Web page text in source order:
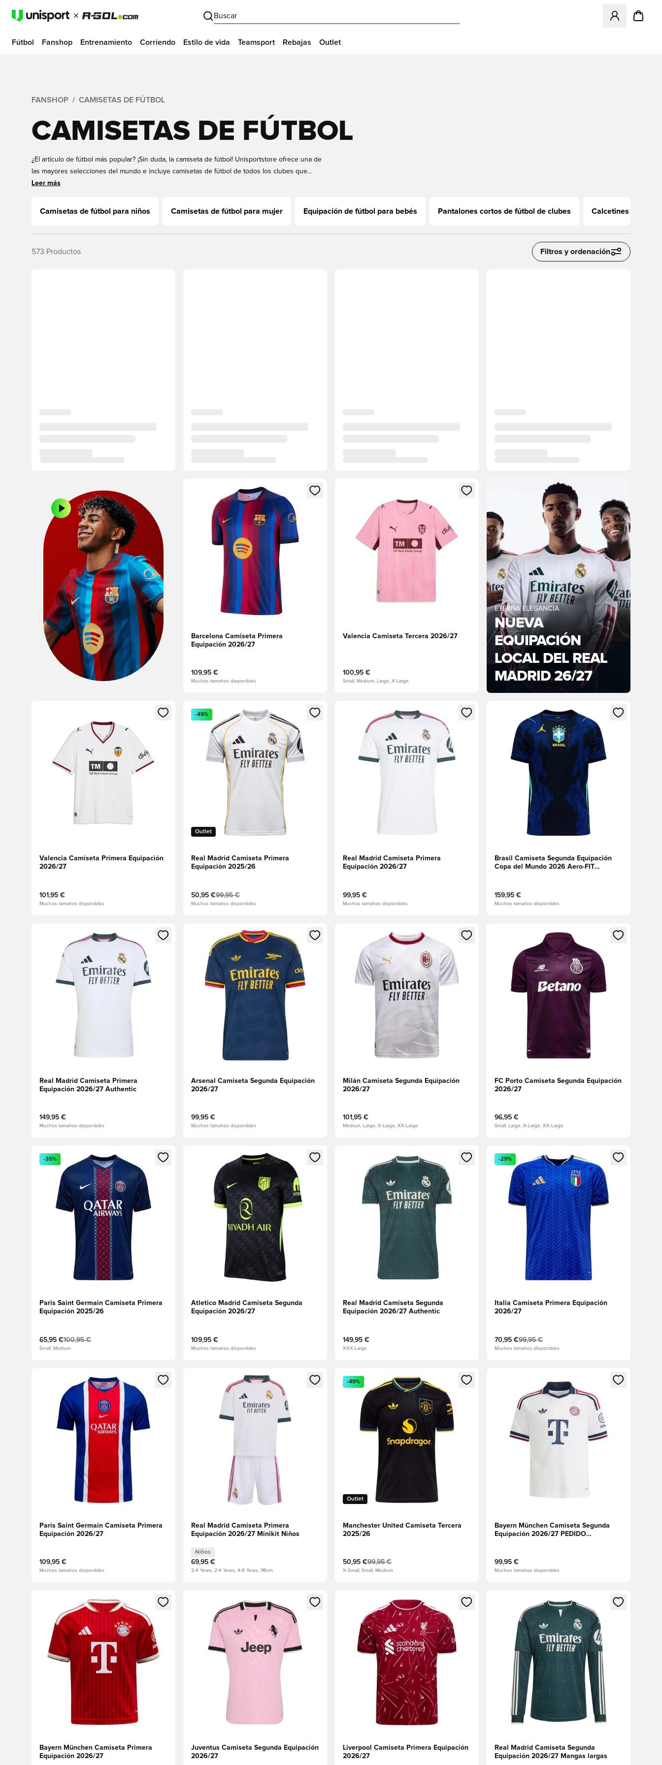
Buscar
Abre un modal
Fútbol Fanshop Entrenamiento Corriendo Estilo de vida Teamsport Rebajas Outlet
FANSHOP CAMISETAS DE FÚTBOL
CAMISETAS DE FÚTBOL
¿El artículo de fútbol más popular? ¡Sin duda, la camiseta de fútbol! Unisportstore ofrece una de
las mayores selecciones del mundo e incluye camisetas de fútbol de todos los clubes que
conoce y de muchos clubes que aún no ha descubierto. Puede encontrar camisas para hombre y
número en la parte posterior si lo desea. ¡Puede ser un jugador estrella o incluso su nombre!
Leer más
Camisetas de fútbol para niños Camisetas de fútbol para mujer Equipación de fútbol para bebés Pantalones cortos de fútbol de clubes Calcetines de
573 Productos Filtros y ordenación
Abre un modal para iniciar sesión o registrarse como miembro
Barcelona Camiseta Primera
Equipación 2026/27
109,95 €
Muchos tamaños disponibles
Abre un modal para iniciar sesión o registrarse como miembro
Valencia Camiseta Tercera 2026/27
100,95 €
Small, Medium, Large, X-Large
ETERNA ELEGANCIA
NUEVA
EQUIPACIÓN
LOCAL DEL REAL
MADRID 26/27
Abre un modal para iniciar sesión o registrarse como miembro
Valencia Camiseta Primera Equipación
2026/27
101,95 €
Muchos tamaños disponibles
Abre un modal para iniciar sesión o registrarse como miembro
Outlet
-49%
Real Madrid Camiseta Primera
Equipación 2025/26
50,95 €99,95 €
Muchos tamaños disponibles
Abre un modal para iniciar sesión o registrarse como miembro
Real Madrid Camiseta Primera
Equipación 2026/27
99,95 €
Muchos tamaños disponibles
Abre un modal para iniciar sesión o registrarse
Brasil Camiseta Segunda Equipación
Copa del Mundo 2026 Aero-FIT
159,95 €
Muchos tamaños disponibles
Abre un modal para iniciar sesión o registrarse como miembro
Real Madrid Camiseta Primera
Equipación 2026/27 Authentic
149,95 €
Muchos tamaños disponibles
Abre un modal para iniciar sesión o registrarse como miembro
Arsenal Camiseta Segunda Equipación
2026/27
99,95 €
Muchos tamaños disponibles
Abre un modal para iniciar sesión o registrarse como miembro
Milán Camiseta Segunda Equipación
2026/27
101,95 €
Medium, Large, X-Large, XX-Large
Abre un modal para iniciar sesión o registrarse
FC Porto Camiseta Segunda Equipación
2026/27
96,95 €
Small, Large, X-Large, XX-Large
Abre un modal para iniciar sesión o registrarse como miembro
-35%
Paris Saint Germain Camiseta Primera
Equipación 2025/26
65,95 €100,95 €
Small, Medium
Abre un modal para iniciar sesión o registrarse como miembro
Atletico Madrid Camiseta Segunda
Equipación 2026/27
109,95 €
Muchos tamaños disponibles
Abre un modal para iniciar sesión o registrarse como miembro
Real Madrid Camiseta Segunda
Equipación 2026/27 Authentic
149,95 €
XXX-Large
Abre un modal para iniciar sesión o registrarse
-29%
Italia Camiseta Primera Equipación
2026/27
70,95 €99,95 €
Muchos tamaños disponibles
Abre un modal para iniciar sesión o registrarse como miembro
Paris Saint Germain Camiseta Primera
Equipación 2026/27
109,95 €
Muchos tamaños disponibles
Abre un modal para iniciar sesión o registrarse como miembro
Real Madrid Camiseta Primera
Equipación 2026/27 Minikit Niños
Niños
69,95 €
2-4 Years, 2-4 Years, 4-6 Years, 116cm
Abre un modal para iniciar sesión o registrarse como miembro
Outlet
-49%
Manchester United Camiseta Tercera
2025/26
50,95 €99,95 €
X-Small, Small, Medium
Abre un modal para iniciar sesión o registrarse
Bayern München Camiseta Segunda
Equipación 2026/27 PEDIDO
99,95 €
Muchos tamaños disponibles
Abre un modal para iniciar sesión o registrarse como miembro
Bayern München Camiseta Primera
Equipación 2026/27
Abre un modal para iniciar sesión o registrarse como miembro
Juventus Camiseta Segunda Equipación
2026/27
Abre un modal para iniciar sesión o registrarse como miembro
Liverpool Camiseta Primera Equipación
2026/27
Abre un modal para iniciar sesión o registrarse
Real Madrid Camiseta Segunda
Equipación 2026/27 Mangas largas